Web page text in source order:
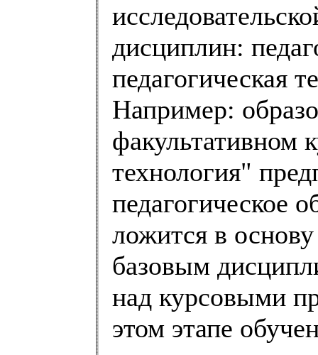
дисциплин:
педагогическая
Например:
факультативном
технология"
педагогическое
ложится в
базовым
над курсовыми
этом этапе